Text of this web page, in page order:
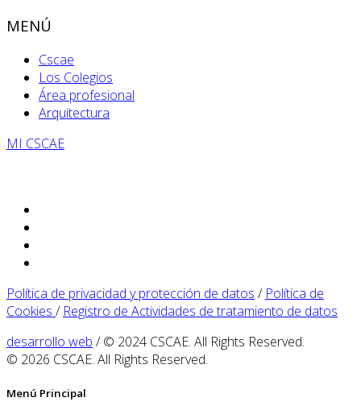
MENÚ
Cscae
Los Colegios
Área profesional
Arquitectura
MI CSCAE
Política de privacidad y protección de datos / Política de
Cookies / Registro de Actividades de tratamiento de datos
desarrollo web / © 2024 CSCAE. All Rights Reserved.
© 2026 CSCAE. All Rights Reserved.
Menú Principal